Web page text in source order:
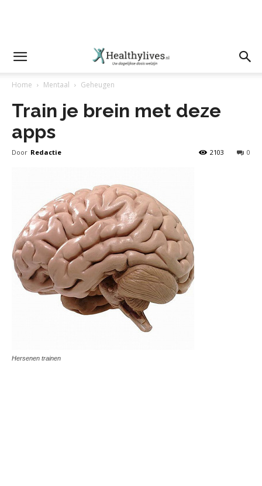
Home Mentaal Geheugen
Train je brein met deze
apps
Door Redactie 0
2103
Hersenen trainen